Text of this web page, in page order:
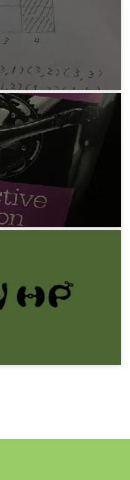
さん問題
ミング
くプログラム
』その1 Python